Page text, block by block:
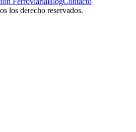
los derecho reservados.